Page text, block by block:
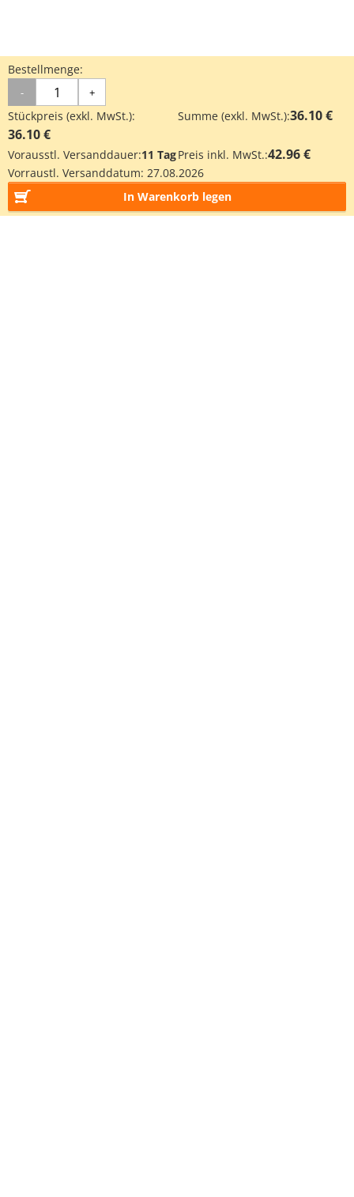
Bestellmenge:
- +
Stückpreis (exkl. MwSt.):
36.10 €
Summe (exkl. MwSt.):36.10 €
Vorausstl. Versanddauer:11 TagPreis inkl. MwSt.:42.96 €
Vorraustl. Versanddatum: 27.08.2026
In Warenkorb legen